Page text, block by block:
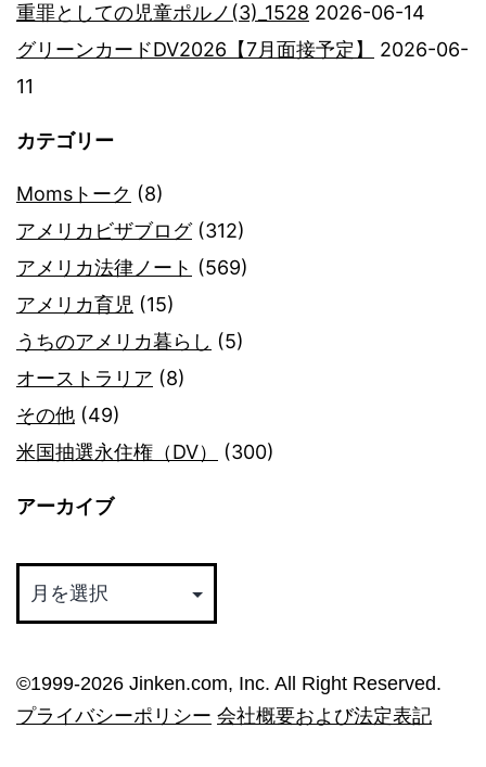
重罪としての児童ポルノ(3)_1528 2026-06-14
グリーンカードDV2026【7月面接予定】
2026-06-
11
カテゴリー
Momsトーク (8)
アメリカビザブログ(312)
アメリカ法律ノート (569)
アメリカ育児 (15)
うちのアメリカ暮らし (5)
オーストラリア (8)
その他 (49)
米国抽選永住権（DV）
(300)
アーカイブ
カ
ブ
©︎1999-2026 Jinken.com, Inc. All Right Reserved.
プライバシーポリシー 会社概要および法定表記